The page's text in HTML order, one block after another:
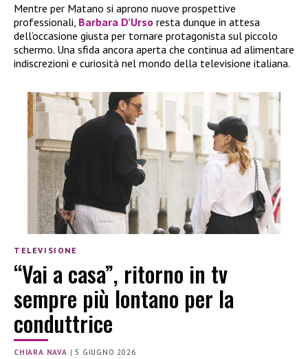
Mentre per Matano si aprono nuove prospettive
professionali, Barbara D’Urso resta dunque in attesa
dell’occasione giusta per tornare protagonista sul piccolo
schermo. Una sfida ancora aperta che continua ad alimentare
indiscrezioni e curiosità nel mondo della televisione italiana.
TELEVISIONE
“Vai a casa”, ritorno in tv
sempre più lontano per la
conduttrice
CHIARA NAVA |5 GIUGNO 2026